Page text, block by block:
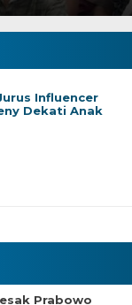
Prabowo
Influencer
Dekati Anak